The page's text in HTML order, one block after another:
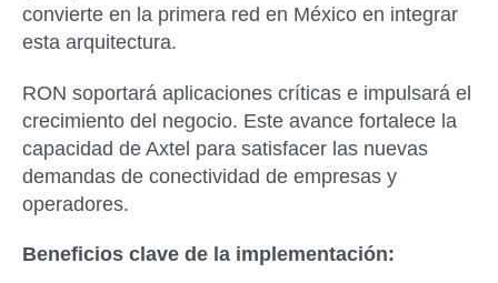
convierte en la primera red en México en integrar
esta arquitectura.
RON soportará aplicaciones críticas e impulsará el
crecimiento del negocio. Este avance fortalece la
capacidad de Axtel para satisfacer las nuevas
demandas de conectividad de empresas y
operadores.
Beneficios clave de la implementación: